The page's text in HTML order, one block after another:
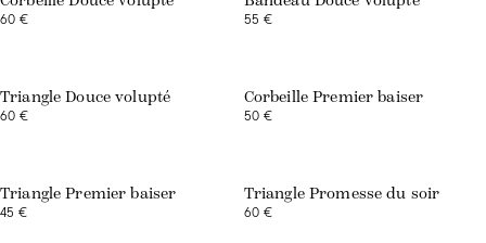
60 € 55 €
Triangle Douce volupté
60 €
Corbeille Premier baiser
50 €
Triangle Premier baiser
45 €
Triangle Promesse du soir
60 €